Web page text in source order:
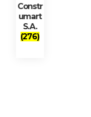
Constr
umart
S.A.
(276)